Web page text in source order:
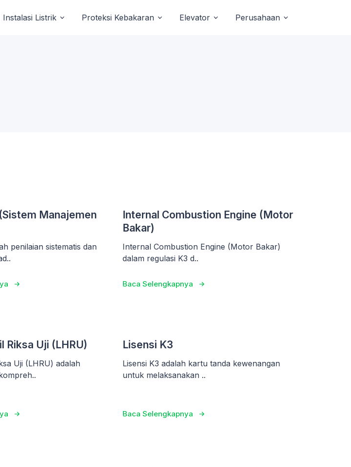
Instalasi Listrik Proteksi Kebakaran Elevator Perusahaan
Manajemen
penilaian sistematis dan
Internal Combustion Engine (Motor
Bakar)
Internal Combustion Engine (Motor Bakar)
dalam regulasi K3 d..
Baca Selengkapnya
Riksa Uji (LHRU)
Uji (LHRU) adalah
Lisensi K3
Lisensi K3 adalah kartu tanda kewenangan
untuk melaksanakan ..
Baca Selengkapnya